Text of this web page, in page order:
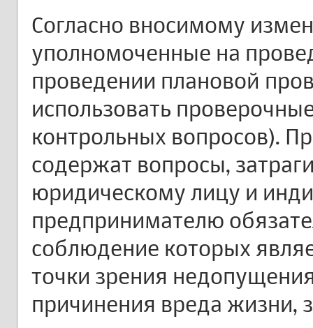
Согласно вносимому
уполномоченные на
проведении плановой
использовать
контрольных вопросов).
содержат вопросы,
юридическому лицу и
предпринимателю
соблюдение которых
точки зрения
причинения вреда жизни,